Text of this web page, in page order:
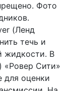
Фото
(Ленд
течь и
жидкости. В
«Ровер Сити»
для оценки